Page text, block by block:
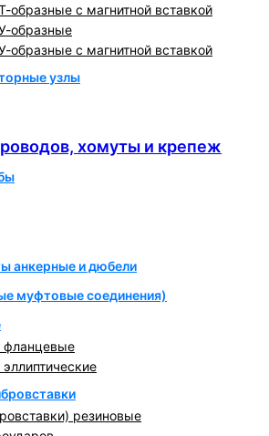
образные с магнитной вставкой
образные
образные с магнитной вставкой
узлы
хомуты и крепеж
анкерные и дюбели
муфтовые соединения)
фланцевые
резиновые